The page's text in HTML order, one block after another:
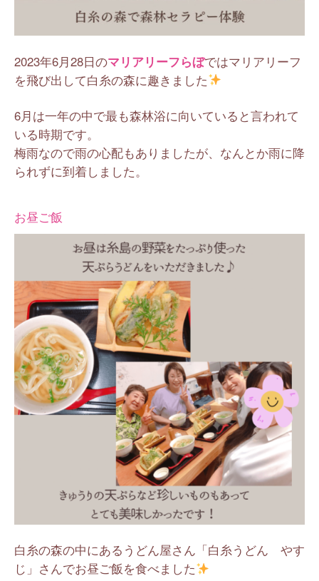
2023年6月28日のマリアリーフらぼではマリアリーフ
を飛び出して白糸の森に趣きました
6月は一年の中で最も森林浴に向いていると言われて
いる時期です。
梅雨なので雨の心配もありましたが、なんとか雨に降
られずに到着しました。
お昼ご飯
白糸の森の中にあるうどん屋さん「白糸うどん やす
じ」さんでお昼ご飯を食べました